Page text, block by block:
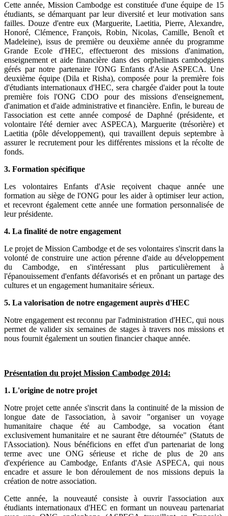
Cette année, Mission Cambodge est constituée d'une équipe de 15
étudiants, se démarquant par leur diversité et leur motivation sans
failles. Douze d'entre eux (Marguerite, Laetitia, Pierre, Alexandre,
Honoré, Clémence, François, Robin, Nicolas, Camille, Benoît et
Madeleine), issus de première ou deuxième année du programme
Grande Ecole d'HEC, effectueront des missions d'animation,
enseignement et aide financière dans des orphelinats cambodgiens
gérés par notre partenaire l'ONG Enfants d'Asie ASPECA. Une
deuxième équipe (Dila et Risha), composée pour la première fois
d'étudiants internationaux d'HEC, sera chargée d'aider pout la toute
première fois l'ONG CDO pour des missions d'enseignement,
d'animation et d'aide administrative et financière. Enfin, le bureau de
l'association est cette année composé de Daphné (présidente, et
volontaire l'été dernier avec ASPECA), Marguerite (trésorière) et
Laetitia (pôle développement), qui travaillent depuis septembre à
assurer le recrutement pour les différentes missions et la récolte de
fonds.
3. Formation spécifique
Les volontaires Enfants d'Asie reçoivent chaque année une
formation au siège de l'ONG pour les aider à optimiser leur action,
et recevront également cette année une formation personnalisée de
leur présidente.
4. La finalité de notre engagement
Le projet de Mission Cambodge et de ses volontaires s'inscrit dans la
volonté de construire une action pérenne d'aide au développement
du Cambodge, en s'intéressant plus particulièrement à
l'épanouissement d'enfants défavorisés et en prônant un partage des
cultures et un engagement humanitaire sérieux.
5. La valorisation de notre engagement auprès d'HEC
Notre engagement est reconnu par l'administration d'HEC, qui nous
permet de valider six semaines de stages à travers nos missions et
nous fournit également un soutien financier chaque année.
Présentation du projet Mission Cambodge 2014:
1. L'origine de notre projet
Notre projet cette année s'inscrit dans la continuité de la mission de
longue date de l'association, à savoir "organiser un voyage
humanitaire chaque été au Cambodge, sa vocation étant
exclusivement humanitaire et ne saurant être détournée" (Statuts de
l'Association). Nous bénéficions en effet d'un partenariat de long
terme avec une ONG sérieuse et riche de plus de 20 ans
d'expérience au Cambodge, Enfants d'Asie ASPECA, qui nous
encadre et assure le bon déroulement de nos missions depuis la
création de notre association.
Cette année, la nouveauté consiste à ouvrir l'association aux
étudiants internationaux d'HEC en formant un nouveau partenariat